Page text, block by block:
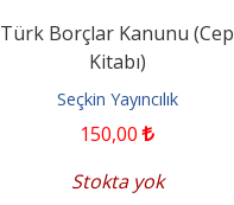
Türk Borçlar Kanunu (Cep
Kitabı)
Seçkin Yayıncılık
150,00
Stokta yok